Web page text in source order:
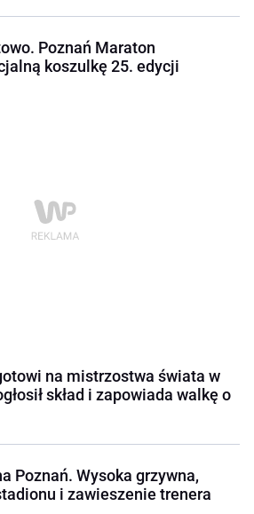
Poznań Maraton
koszulkę 25. edycji
na mistrzostwa świata w
skład i zapowiada walkę o
Poznań. Wysoka grzywna,
i zawieszenie trenera